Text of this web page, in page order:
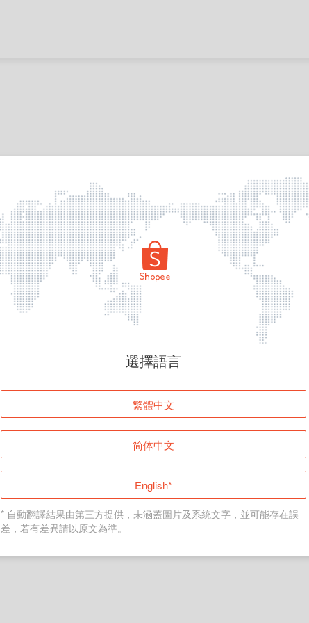
頁面無法顯示
登入
返回首頁
選擇語言
繁體中文
简体中文
English*
* 自動翻譯結果由第三方提供，未涵蓋圖片及系統文字，並可能存在誤
差，若有差異請以原文為準。